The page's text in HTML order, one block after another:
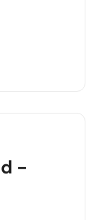
-